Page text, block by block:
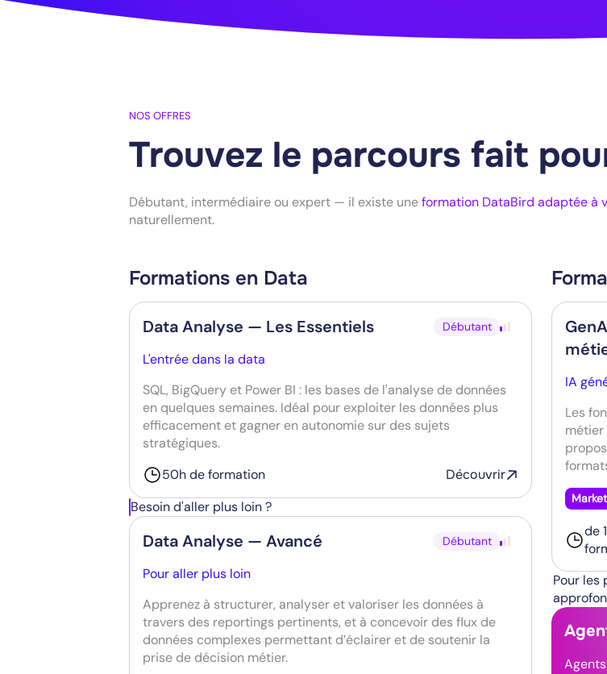
NOS OFFRES
Trouvez le parcours fait
Débutant, intermédiaire ou expert — il existe uneformation DataBird adaptée à
naturellement.
Formations en Data
Data Analyse — Les Essentiels Débutant
L'entrée dans la data
SQL, BigQuery et Power BI : les bases de l'analyse de données
en quelques semaines. Idéal pour exploiter les données plus
efficacement et gagner en autonomie sur des sujets
stratégiques.
50h de formation
Découvrir
Besoin d'aller plus loin ?
Data Analyse — Avancé Débutant
Pour aller plus loin
Apprenez à structurer, analyser et valoriser les données à
travers des reportings pertinents, et à concevoir des flux de
données complexes permettant d’éclairer et de soutenir la
prise de décision métier.
IA
Les
métier
de
Pour les